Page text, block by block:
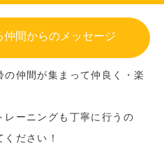
仲間からのメッセージ
仲間が集まって仲良く・楽
ーニングも丁寧に行うの
ださい！